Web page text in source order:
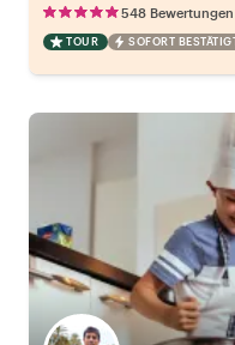
548 Bewertungen
TOUR SOFORT